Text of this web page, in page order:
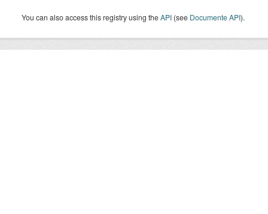
You can also access this registry using theAPI (see Documente API).